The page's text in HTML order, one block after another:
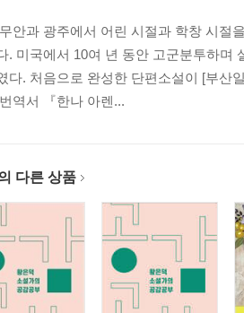
안과 광주에서 어린 시절과 학창 시절
. 미국에서 10여 년 동안 고군분투하며
다. 처음으로 완성한 단편소설이 [부산
역서 『한나 아렌...
다른 상품